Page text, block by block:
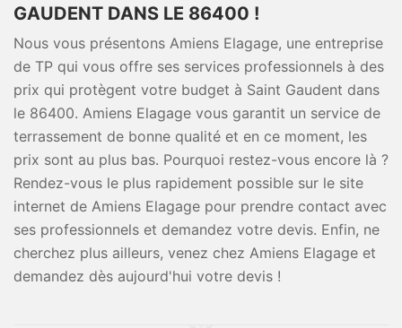
GAUDENT DANS LE 86400 !
Nous vous présentons Amiens Elagage, une entreprise
de TP qui vous offre ses services professionnels à des
prix qui protègent votre budget à Saint Gaudent dans
le 86400. Amiens Elagage vous garantit un service de
terrassement de bonne qualité et en ce moment, les
prix sont au plus bas. Pourquoi restez-vous encore là ?
Rendez-vous le plus rapidement possible sur le site
internet de Amiens Elagage pour prendre contact avec
ses professionnels et demandez votre devis. Enfin, ne
cherchez plus ailleurs, venez chez Amiens Elagage et
demandez dès aujourd'hui votre devis !